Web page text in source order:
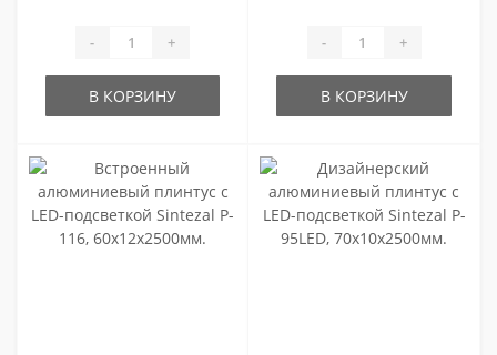
- +
В КОРЗИНУ
- +
В КОРЗИНУ